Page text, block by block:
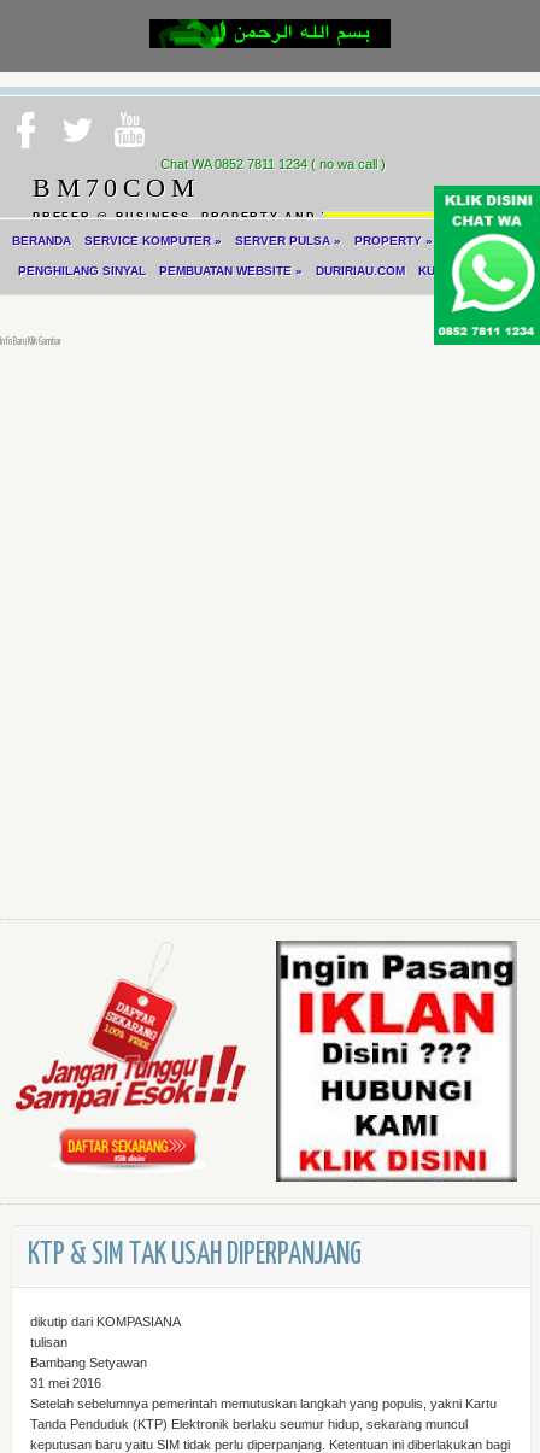
BM70COM
PREFER @ BUSINESS, PROPERTY AND TECHNOLOGY
Chat WA 0852 7811 1234 ( no wa call )
cari
BERANDA SERVICE KOMPUTER» SERVER PULSA» PROPERTY» CCTV GPS
PENGHILANG SINYAL PEMBUATAN WEBSITE » DURIRIAU.COM KULINER-JUICE
Info Baru Klik Gambar
KTP & SIM TAK USAH DIPERPANJANG
dikutip dari KOMPASIANA
tulisan
Bambang Setyawan
31 mei 2016
Setelah sebelumnya pemerintah memutuskan langkah yang populis, yakni Kartu
Tanda Penduduk (KTP) Elektronik berlaku seumur hidup, sekarang muncul
keputusan baru yaitu SIM tidak perlu diperpanjang. Ketentuan ini diberlakukan bagi